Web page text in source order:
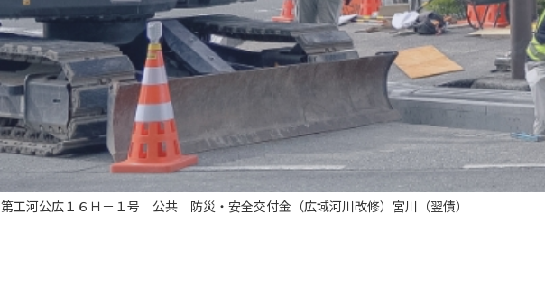
第工河公広１６Ｈ－１号 公共 防災・安全交付金（広域河川改修）宮川（翌債）